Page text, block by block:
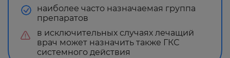
наиболее часто назначаемая группа
препаратов
в исключительных случаях лечащий
врач может назначить также ГКС
системного действия